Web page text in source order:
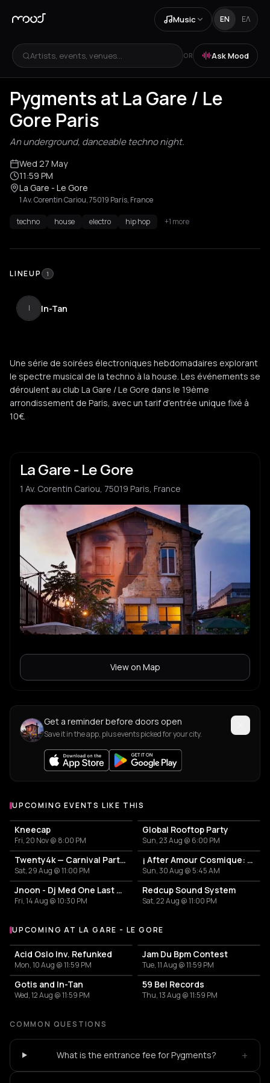
Music EN ΕΛ
Artists, events, venues... OR Ask Mood
Pygments at La Gare / Le
Gore Paris
An underground, danceable techno night.
Wed 27 May
11:59 PM
La Gare - Le Gore
1 Av. Corentin Cariou, 75019 Paris, France
techno house electro hip hop +1 more
LINEUP 1
I In-Tan
Une série de soirées électroniques hebdomadaires explorant
le spectre musical de la techno à la house. Les événements se
déroulent au club La Gare / Le Gore dans le 19ème
arrondissement de Paris, avec un tarif d'entrée unique fixé à
10€.
La Gare - Le Gore
1 Av. Corentin Cariou, 75019 Paris, France
View on Map
Get a reminder before doors open
Save it in the app, plus events picked for your city.
UPCOMING EVENTS LIKE THIS
Kneecap
Fri, 20 Nov @ 8:00 PM
Global Rooftop Party
Sun, 23 Aug @ 6:00 PM
Twenty4k — Carnival Party Edition
Sat, 29 Aug @ 11:00 PM
¡ After Amour Cosmique: Là Où S’Arrête Le Temps ?
Sun, 30 Aug @ 5:45 AM
Jnoon - Dj Med One Last Time
Fri, 14 Aug @ 10:30 PM
Redcup Sound System
Sat, 22 Aug @ 11:00 PM
More events at La Gare - Le Gore
UPCOMING AT LA GARE - LE GORE
Acid Oslo Inv. Refunked
Mon, 10 Aug @ 11:59 PM
Jam Du Bpm Contest
Tue, 11 Aug @ 11:59 PM
Gotis and In-Tan
Wed, 12 Aug @ 11:59 PM
59 Bel Records
Thu, 13 Aug @ 11:59 PM
COMMON QUESTIONS
What is the entrance fee for Pygments? +